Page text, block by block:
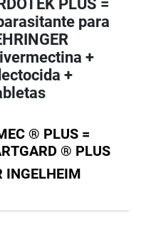
PLUS =
para
+
+
® PLUS =
® PLUS
INGELHEIM